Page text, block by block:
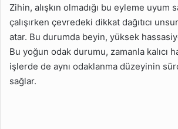
Zihin, alışkın olmadığı bu eyleme uyum
çalışırken çevredeki dikkat dağıtıcı
atar. Bu durumda beyin, yüksek
Bu yoğun odak durumu, zamanla kalıcı
işlerde de aynı odaklanma düzeyinin
sağlar.